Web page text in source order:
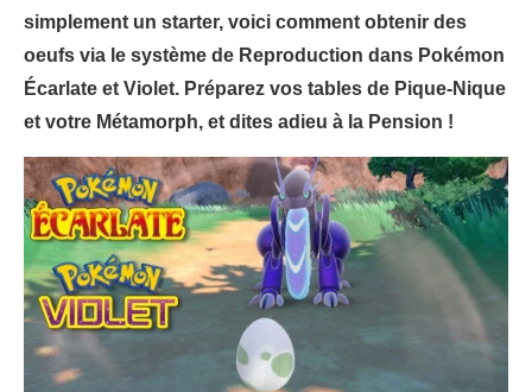
simplement un starter, voici comment obtenir des
oeufs via le système de Reproduction dans Pokémon
Écarlate et Violet. Préparez vos tables de Pique-Nique
et votre Métamorph, et dites adieu à la Pension !